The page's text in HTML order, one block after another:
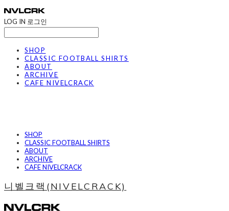
LOG IN 로그인
SHOP
CLASSIC FOOTBALL SHIRTS
ABOUT
ARCHIVE
CAFE NIVELCRACK
SHOP
CLASSIC FOOTBALL SHIRTS
ABOUT
ARCHIVE
CAFE NIVELCRACK
니벨크랙(NIVELCRACK)